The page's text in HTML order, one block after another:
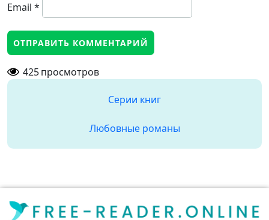
Email *
425просмотров
Серии книг
Любовные романы